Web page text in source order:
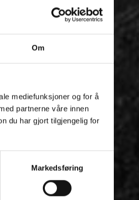
Om
mediefunksjoner og for å
partnerne våre innen
du har gjort tilgjengelig for
Markedsføring